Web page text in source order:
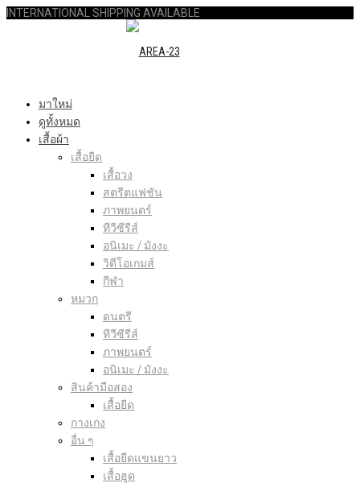
INTERNATIONAL SHIPPING AVAILABLE
มาใหม่
ดูทั้งหมด
เสื้อผ้า
เสื้อยืด
เสื้อวง
สตรีตแฟชัน
ภาพยนตร์
ทีวีซีรีส์
อนิเมะ / มังงะ
วิดีโอเกมส์
กีฬา
หมวก
ดนตรี
ทีวีซีรีส์
ภาพยนตร์
อนิเมะ / มังงะ
สินค้ามือสอง
เสื้อยืด
กางเกง
อื่น ๆ
เสื้อยืดแขนยาว
เสื้อฮูด